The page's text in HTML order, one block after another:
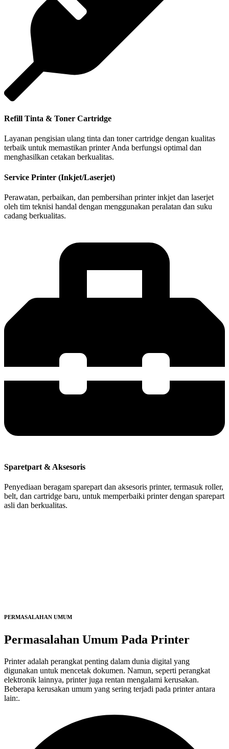
Refill Tinta & Toner Cartridge
Layanan pengisian ulang tinta dan toner cartridge dengan kualitas
terbaik untuk memastikan printer Anda berfungsi optimal dan
menghasilkan cetakan berkualitas.
Service Printer (Inkjet/Laserjet)
Perawatan, perbaikan, dan pembersihan printer inkjet dan laserjet
oleh tim teknisi handal dengan menggunakan peralatan dan suku
cadang berkualitas.
Sparetpart & Aksesoris
Penyediaan beragam sparepart dan aksesoris printer, termasuk roller,
belt, dan cartridge baru, untuk memperbaiki printer dengan sparepart
asli dan berkualitas.
PERMASALAHAN UMUM
Permasalahan Umum Pada Printer
Printer adalah perangkat penting dalam dunia digital yang
digunakan untuk mencetak dokumen. Namun, seperti perangkat
elektronik lainnya, printer juga rentan mengalami kerusakan.
Beberapa kerusakan umum yang sering terjadi pada printer antara
lain:.